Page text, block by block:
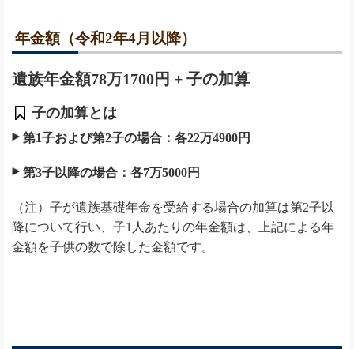
年金額（令和2年4月以降）
遺族年金額78万1700円 + 子の加算
子の加算とは
第1子および第2子の場合：各22万4900円
第3子以降の場合：各7万5000円
（注）子が遺族基礎年金を受給する場合の加算は第2子以
降について行い、子1人あたりの年金額は、上記による年
金額を子供の数で除した金額です。